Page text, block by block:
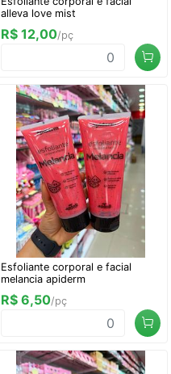
alleva love mist
R$ 12,00/pç
Esfoliante corporal e facial
melancia apiderm
R$ 6,50/pç